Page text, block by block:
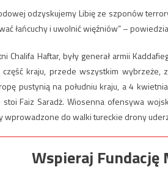
odzyskujemy Libię ze szponów
łańcuchy i uwolnić więźniów” –
Chalifa Haftar, były generał armii
kraju, przede wszystkim
pustynią na południu kraju, a 4
Faiz Saradż. Wiosenna ofensywa
wprowadzone do walki tureckie drony
Wspieraj Fundację